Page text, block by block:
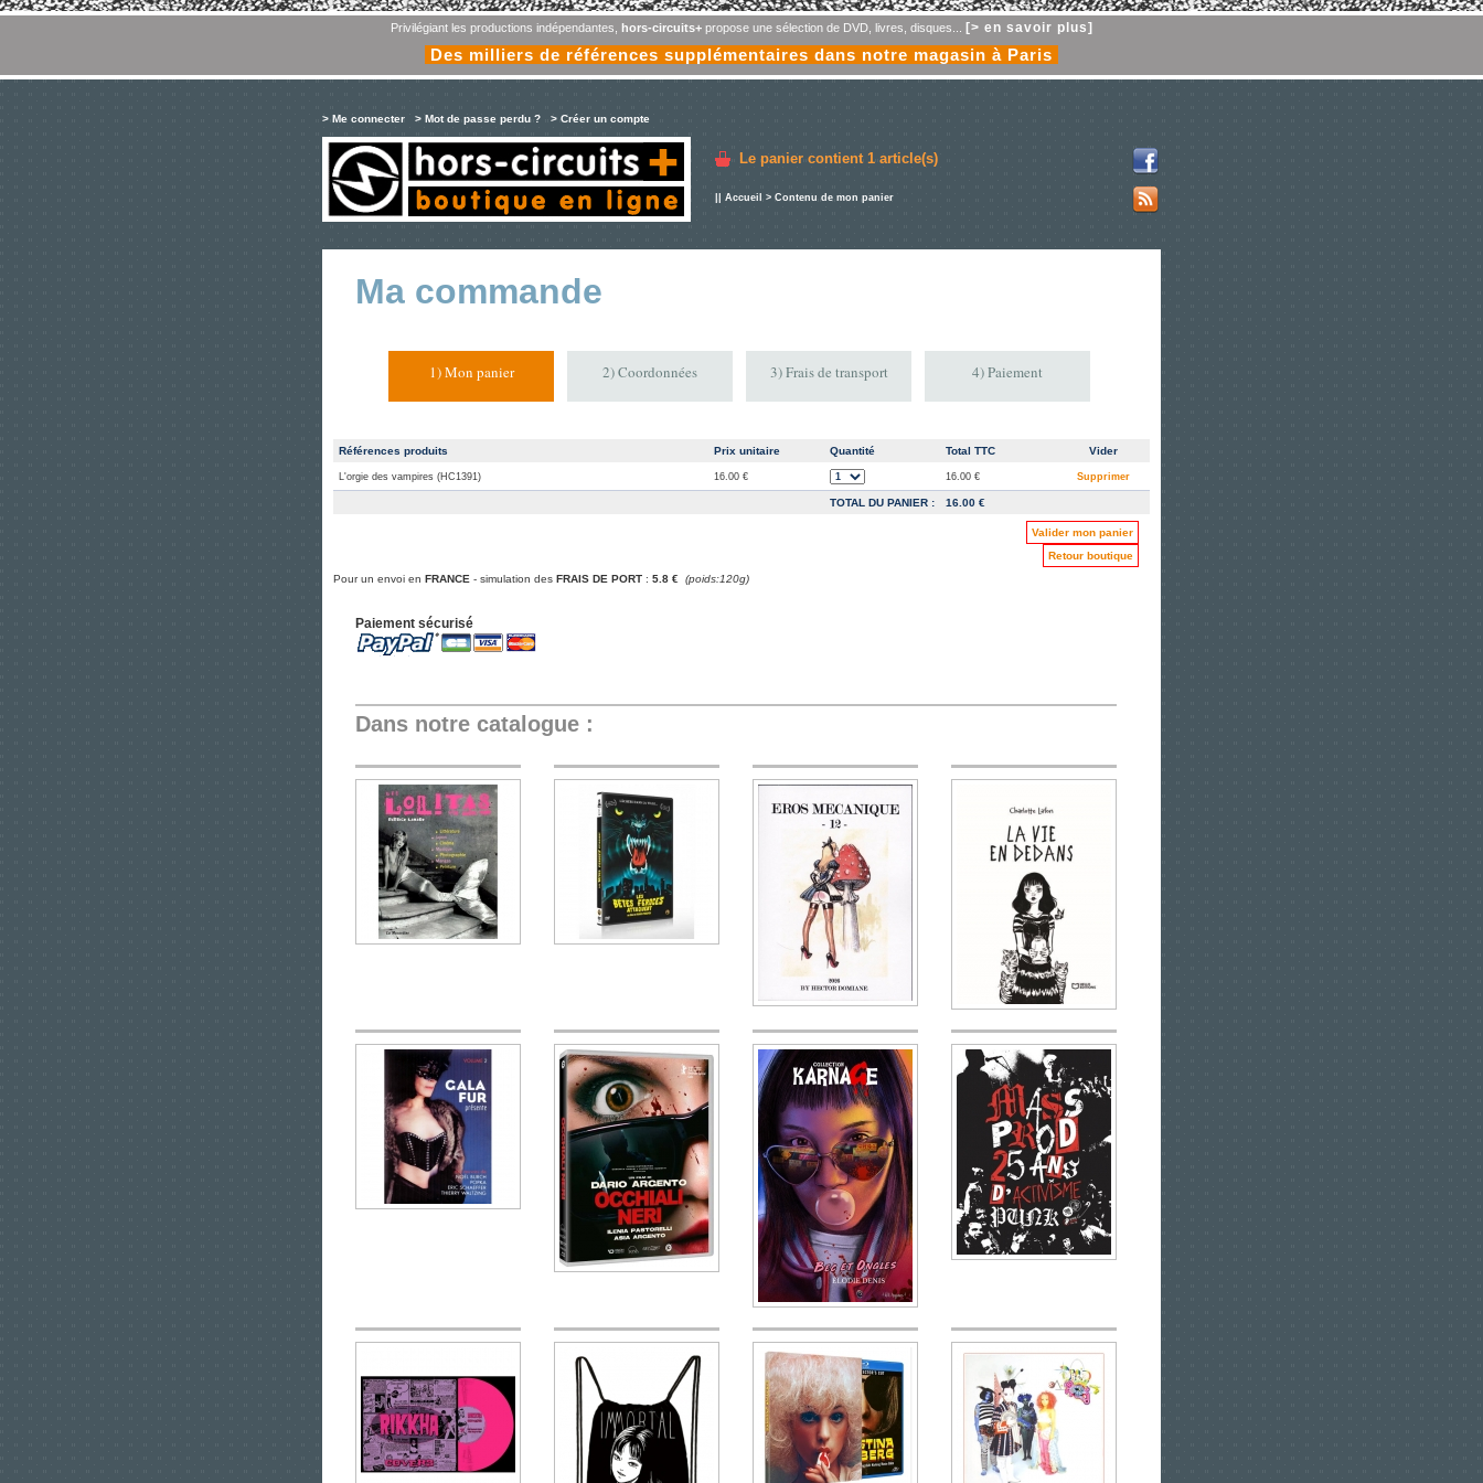
Privilégiant les productions indépendantes, hors-circuits+propose une sélection de DVD, livres, disques... [> en savoir plus]
Des milliers de références supplémentaires dans notre magasin à Paris
> Me connecter > Mot de passe perdu ? > Créer un compte
Le panier contient 1 article(s)
Accueil > Contenu de mon panier
Ma commande
1) Mon panier 2) Coordonnées 3) Frais de transport 4) Paiement
Références produits Prix unitaire Quantité Total TTC Vider
L'orgie des vampires (HC1391) 16.00 € 16.00 € Supprimer
TOTAL DU PANIER : 16.00 €
Valider mon panier
Retour boutique
Pour un envoi en FRANCE - simulation des FRAIS DE PORT : 5.8 € (poids:120g)
Paiement sécurisé
Dans notre catalogue :